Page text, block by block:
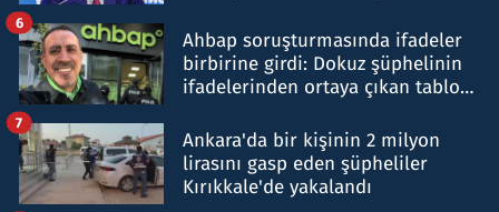
Ahbap soruşturmasında ifadeler
birbirine girdi: Dokuz şüphelinin
ifadelerinden ortaya çıkan tablo
6
Ankara'da bir kişinin 2 milyon
lirasını gasp eden şüpheliler
Kırıkkale'de yakalandı
7